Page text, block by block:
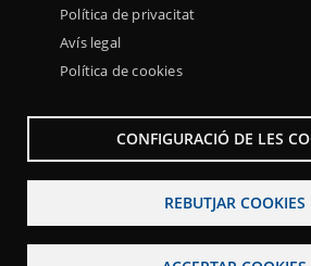
Política de privacitat
Avís legal
Política de cookies
CONFIGURACIÓ DE LES
REBUTJAR COOKIES
Menu
Sobre la Xarxa Punttic Avís legal